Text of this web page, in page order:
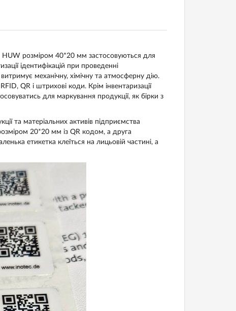
HUW розміром 40*20 мм застосовуються для
ідентифікацій при проведенні
механічну, хімічну та атмосферну дію.
QR і штрихові коди. Крім інвентаризації
для маркування продукції, як бірки з
та матеріальних активів підприємства
20*20 мм із QR кодом, а друга
етикетка клеїться на лицьовій частині, а